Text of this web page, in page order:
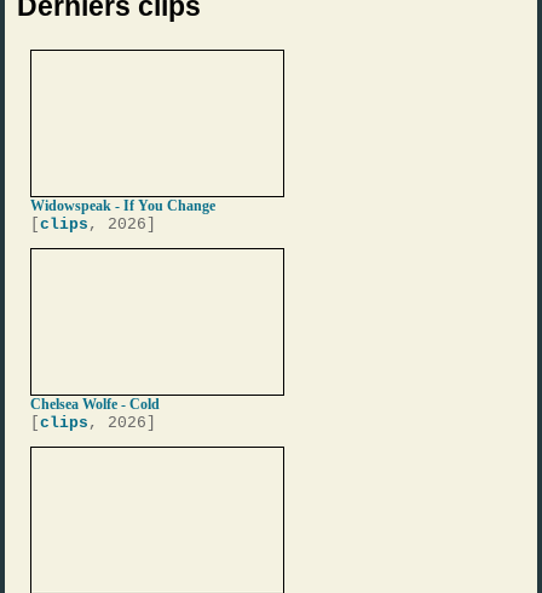
Widowspeak - If You Change
[clips , 2026]
Chelsea Wolfe - Cold
[clips , 2026]